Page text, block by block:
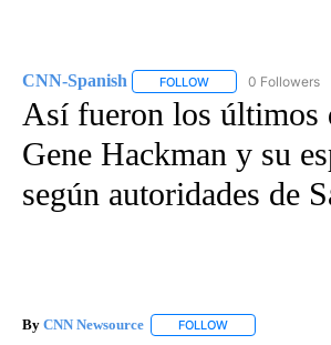
CNN-Spanish FOLLOW FOLLOW "CNN-
0 Followers
Así fueron los últimos
Gene Hackman y su
según autoridades de
By CNN Newsource FOLLOW